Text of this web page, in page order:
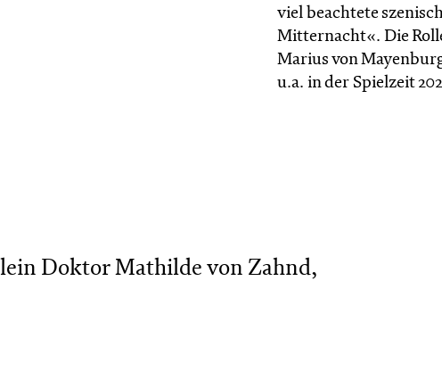
viel beachtete
Mitternacht«. Die
Marius von
u.a. in der Spielzeit
Doktor Mathilde von Zahnd,